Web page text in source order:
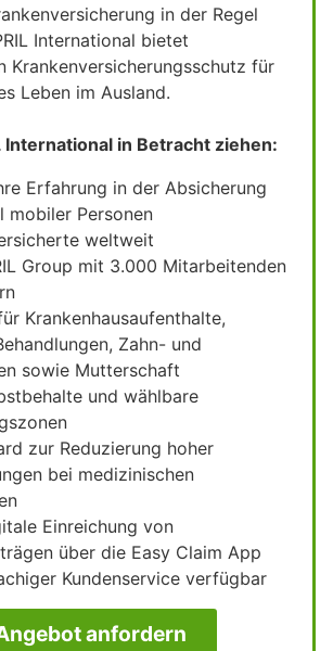
in der Regel
International bietet
Krankenversicherungsschutz für
Leben im Ausland.
International in Betracht ziehen:
Erfahrung in der Absicherung
mobiler Personen
weltweit
Group mit 3.000 Mitarbeitenden
Krankenhausaufenthalte,
Zahn- und
sowie Mutterschaft
und wählbare
zur Reduzierung hoher
bei medizinischen
Einreichung von
über die Easy Claim App
Kundenservice verfügbar
anfordern